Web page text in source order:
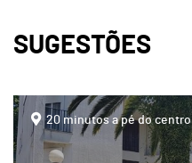
SUGESTÕES
page
20 minutos a pé do centro